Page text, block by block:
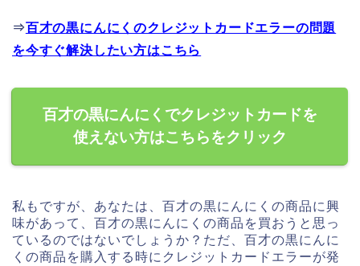
⇒百才の黒にんにくのクレジットカードエラーの問題
を今すぐ解決したい方はこちら
百才の黒にんにくでクレジットカードを
使えない方はこちらをクリック
私もですが、あなたは、百才の黒にんにくの商品に興
味があって、百才の黒にんにくの商品を買おうと思っ
ているのではないでしょうか？ただ、百才の黒にんに
くの商品を購入する時にクレジットカードエラーが発